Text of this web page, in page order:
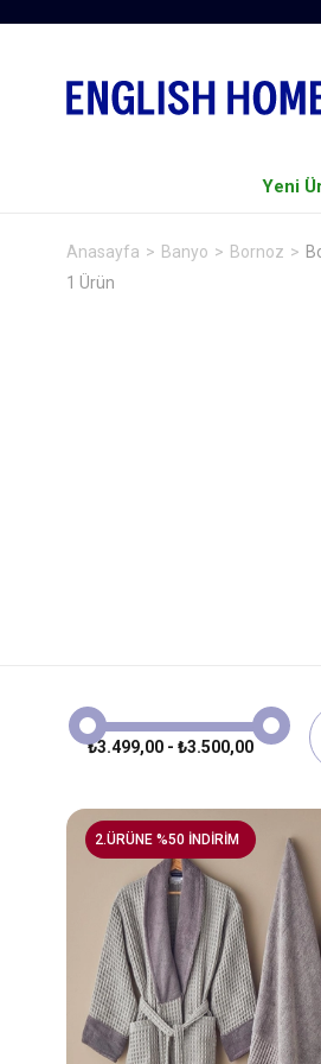
Yeni
Anasayfa Banyo Bornoz
1 Ürün
₺3.499,00 - ₺3.500,00
2.ÜRÜNE %50 İNDİRİM